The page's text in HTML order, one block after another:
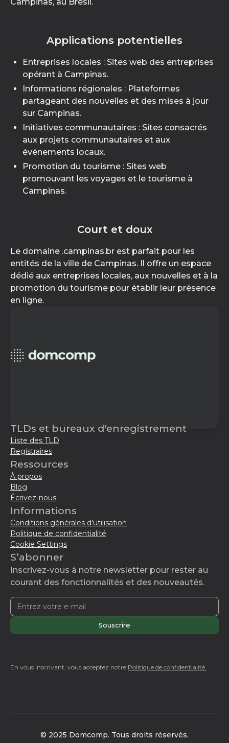
Applications potentielles
Entreprises locales : Sites web des entreprises
opérant à Campinas.
Informations régionales : Plateformes
partageant des nouvelles et des mises à jour
sur Campinas.
Initiatives communautaires : Sites consacrés
aux projets communautaires et aux
événements locaux.
Promotion du tourisme : Sites web
promouvant les voyages et le tourisme à
Campinas.
Court et doux
Le domaine .campinas.br est parfait pour les
entités de la ville de Campinas. Il offre un espace
dédié aux entreprises locales, aux nouvelles et à la
promotion du tourisme pour établir leur présence
en ligne.
TLDs et bureaux d'enregistrement
Liste des TLD
Registraires
Ressources
À propos
Blog
Écrivez-nous
Informations
Conditions générales d'utilisation
Politique de confidentialité
Cookie Settings
S’abonner
Inscrivez-vous à notre newsletter pour rester au
courant des fonctionnalités et des nouveautés.
En vous inscrivant, vous acceptez notre Politique de confidentialité.
© 2025 Domcomp. Tous droits réservés.